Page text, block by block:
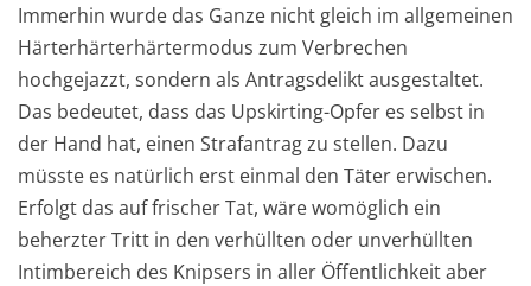
Immerhin wurde das Ganze nicht gleich im allgemeinen
Härterhärterhärtermodus zum Verbrechen
hochgejazzt, sondern als Antragsdelikt ausgestaltet.
Das bedeutet, dass das Upskirting-Opfer es selbst in
der Hand hat, einen Strafantrag zu stellen. Dazu
müsste es natürlich erst einmal den Täter erwischen.
Erfolgt das auf frischer Tat, wäre womöglich ein
beherzter Tritt in den verhüllten oder unverhüllten
Intimbereich des Knipsers in aller Öffentlichkeit aber